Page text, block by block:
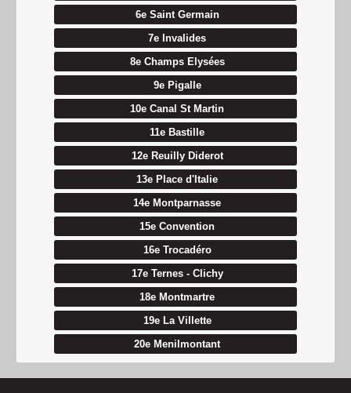
6e Saint Germain
7e Invalides
8e Champs Elysées
9e Pigalle
10e Canal St Martin
11e Bastille
12e Reuilly Diderot
13e Place d'Italie
14e Montparnasse
15e Convention
16e Trocadéro
17e Ternes - Clichy
18e Montmartre
19e La Villette
20e Menilmontant